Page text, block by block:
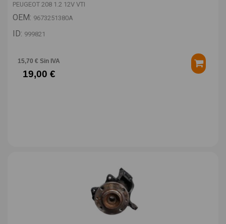
PEUGEOT 208 1.2 12V VTI
OEM: 9673251380A
ID: 999821
15,70 € Sin IVA
19,00 €